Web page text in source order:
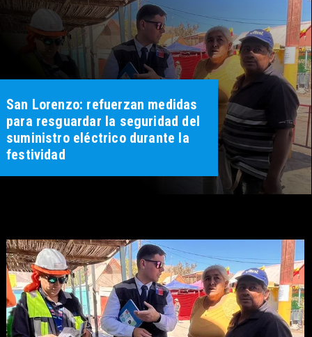
San Lorenzo: refuerzan medidas
para resguardar la seguridad del
suministro eléctrico durante la
festividad